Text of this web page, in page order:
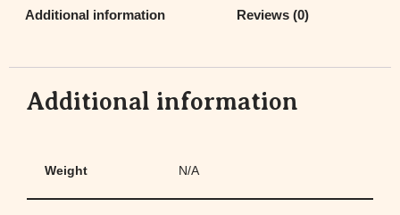
Additional information Reviews (0)
Additional information
Weight N/A